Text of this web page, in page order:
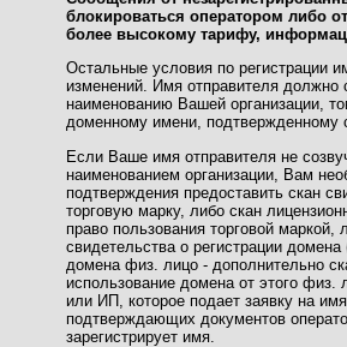
блокироваться оператором либо
более высокому тарифу,
Остальные условия по регистрации
изменений. Имя отправителя должно
наименованию Вашей организации,
доменному имени, подтвержденному
Если Ваше имя отправителя не
наименованием организации, Вам
подтверждения предоставить скан
торговую марку, либо скан
право пользования торговой маркой,
свидетельства о регистрации
домена физ. лицо - дополнительно
использование домена от этого физ.
или ИП, которое подает заявку на
подтверждающих документов
зарегистрирует имя.